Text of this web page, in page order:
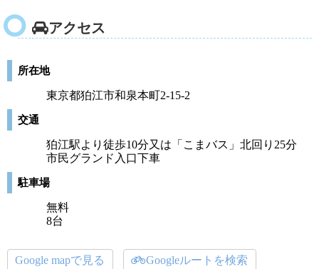
アクセス
所在地
東京都狛江市和泉本町2-15-2
交通
狛江駅より徒歩10分又は「こまバス」北回り25分
市民グランド入口下車
駐車場
無料
8台
Google mapで見る Googleルートを検索